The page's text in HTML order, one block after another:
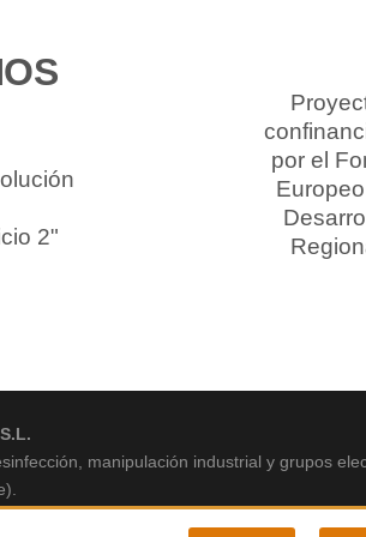
2"
por el
manipulación industrial y grupos